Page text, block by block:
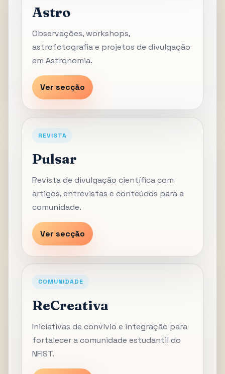
Astro
Observações, workshops,
astrofotografia e projetos de divulgação
em Astronomia.
Ver secção
REVISTA
Pulsar
Revista de divulgação científica com
artigos, entrevistas e conteúdos para a
comunidade.
Ver secção
COMUNIDADE
ReCreativa
Iniciativas de convívio e integração para
fortalecer a comunidade estudantil do
NFIST.